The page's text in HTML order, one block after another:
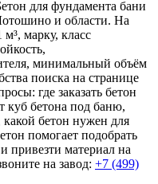
для фундамента бани
и области. На
марку, класс
минимальный объём
поиска на странице
где заказать бетон
куб бетона под баню,
какой бетон нужен для
помогает подобрать
привезти материал на
на завод: +7 (499)